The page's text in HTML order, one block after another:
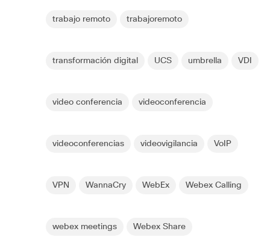
trabajo remoto trabajoremoto
transformación digital UCS umbrella VDI
video conferencia videoconferencia
videoconferencias videovigilancia VoIP
VPN WannaCry WebEx Webex Calling
webex meetings Webex Share